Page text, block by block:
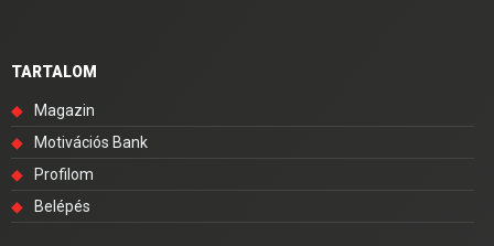
TARTALOM
◆
Magazin
◆
Motivációs Bank
◆
Profilom
◆
Belépés